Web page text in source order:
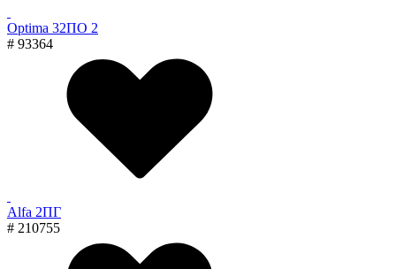
Optima 32ПО 2
# 93364
Alfa 2ПГ
# 210755